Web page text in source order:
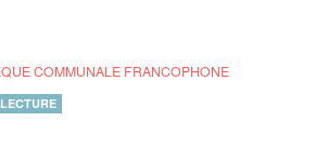
COMMUNALE FRANCOPHONE
LECTURE